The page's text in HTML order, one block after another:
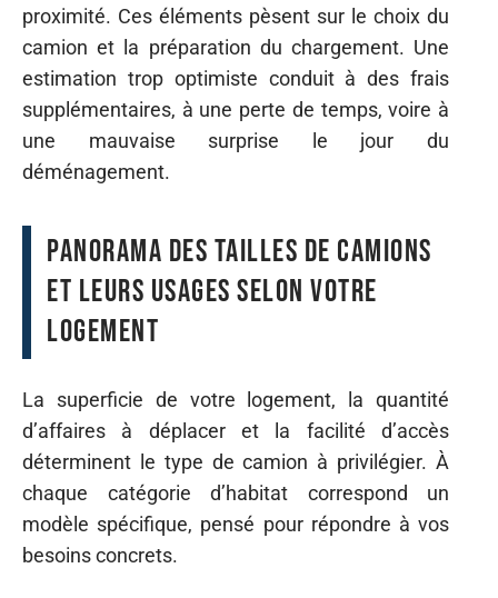
proximité. Ces éléments pèsent sur le choix du
camion et la préparation du chargement. Une
estimation trop optimiste conduit à des frais
supplémentaires, à une perte de temps, voire à
une mauvaise surprise le jour du
déménagement.
Panorama des tailles de camions
et leurs usages selon votre
logement
La superficie de votre logement, la quantité
d’affaires à déplacer et la facilité d’accès
déterminent le type de camion à privilégier. À
chaque catégorie d’habitat correspond un
modèle spécifique, pensé pour répondre à vos
besoins concrets.